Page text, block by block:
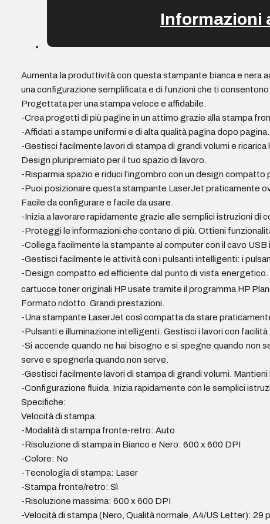
Informazioni
Aumenta la produttività con questa stampante bianca e
una configurazione semplificata e di funzioni che ti consentono
Progettata per una stampa veloce e affidabile.
-Crea progetti di più pagine in un attimo grazie alla stampa
-Affidati a stampe uniformi e di alta qualità pagina dopo
-Gestisci facilmente lavori di stampa di grandi volumi e
Design pluripremiato per il tuo spazio di lavoro.
-Risparmia spazio e riduci l’ingombro con un design compatto
-Puoi posizionare questa stampante LaserJet praticamente
Facile da configurare e facile da usare.
-Inizia a lavorare rapidamente grazie alle semplici istruzioni di
-Proteggi le informazioni che contano di più. Ottieni
-Collega facilmente la stampante al computer con il cavo
-Gestisci facilmente le attività con i pulsanti intelligenti: i
-Design compatto ed efficiente dal punto di vista
cartucce toner originali HP usate tramite il programma HP
Formato ridotto. Grandi prestazioni.
-Una stampante LaserJet così compatta da stare
-Pulsanti e illuminazione intelligenti. Gestisci i lavori con
-Si accende quando ne hai bisogno e si spegne quando
serve e spegnerla quando non serve.
-Gestisci facilmente lavori di stampa di grandi volumi.
-Configurazione fluida. Inizia rapidamente con le semplici
Specifiche:
Velocità di stampa:
-Modalità di stampa fronte-retro: Auto
-Risoluzione di stampa in Bianco e Nero: 600 x 600 DPI
-Colore: No
-Tecnologia di stampa: Laser
-Stampa fronte/retro: Sì
-Risoluzione massima: 600 x 600 DPI
-Velocità di stampa (Nero, Qualità normale, A4/US Letter): 29